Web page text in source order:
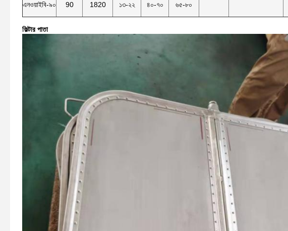
এনওয়াইবি-৯০ 90 1820 ১৩-২২ ৪০-৭০ ৬৫-৮০
ফিল্টার পাতা